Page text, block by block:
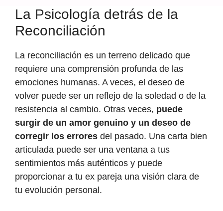
La Psicología detrás de la
Reconciliación
La reconciliación es un terreno delicado que
requiere una comprensión profunda de las
emociones humanas. A veces, el deseo de
volver puede ser un reflejo de la soledad o de la
resistencia al cambio. Otras veces, puede
surgir de un amor genuino y un deseo de
corregir los errores del pasado. Una carta bien
articulada puede ser una ventana a tus
sentimientos más auténticos y puede
proporcionar a tu ex pareja una visión clara de
tu evolución personal.